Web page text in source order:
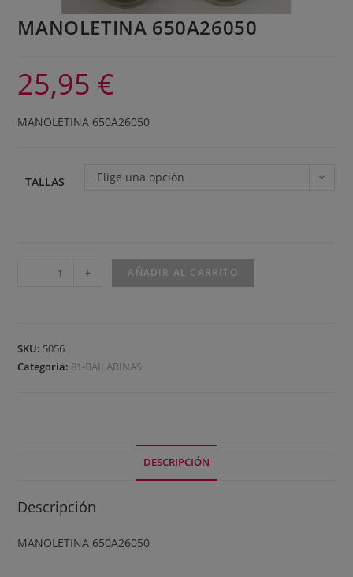
MANOLETINA 650A26050
25,95 €
MANOLETINA 650A26050
TALLAS Elige una opción
- + AÑADIR AL CARRITO
SKU: 5056
Categoría: 81-BAILARINAS
DESCRIPCIÓN
Descripción
MANOLETINA 650A26050